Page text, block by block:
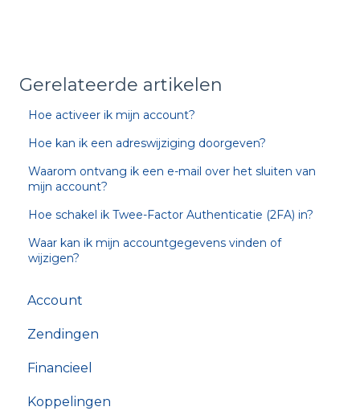
Gerelateerde artikelen
Hoe activeer ik mijn account?
Hoe kan ik een adreswijziging doorgeven?
Waarom ontvang ik een e-mail over het sluiten van
mijn account?
Hoe schakel ik Twee-Factor Authenticatie (2FA) in?
Waar kan ik mijn accountgegevens vinden of
wijzigen?
Account
Zendingen
Financieel
Koppelingen